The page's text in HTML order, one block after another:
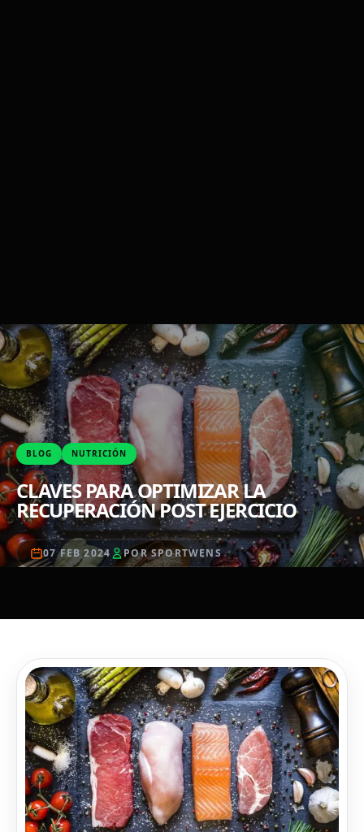
BLOG NUTRICIÓN
CLAVES PARA OPTIMIZAR LA
RECUPERACIÓN POST EJERCICIO
07 FEB 2024 POR SPORTWENS